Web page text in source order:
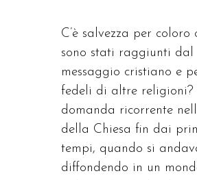
C’è salvezza per coloro
sono stati raggiunti dal
messaggio cristiano e
fedeli di altre religioni?
domanda ricorrente
della Chiesa fin dai
tempi, quando si
diffondendo in un